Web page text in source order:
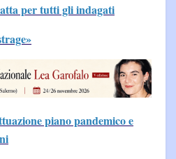
per tutti gli indagati
piano pandemico e